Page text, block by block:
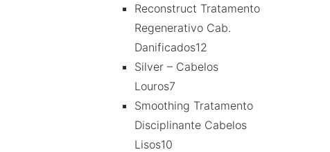
Reconstruct Tratamento
Regenerativo Cab.
Danificados12
Silver – Cabelos
Louros7
Smoothing Tratamento
Disciplinante Cabelos
Lisos10